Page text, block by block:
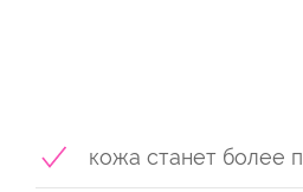
кожа станет более